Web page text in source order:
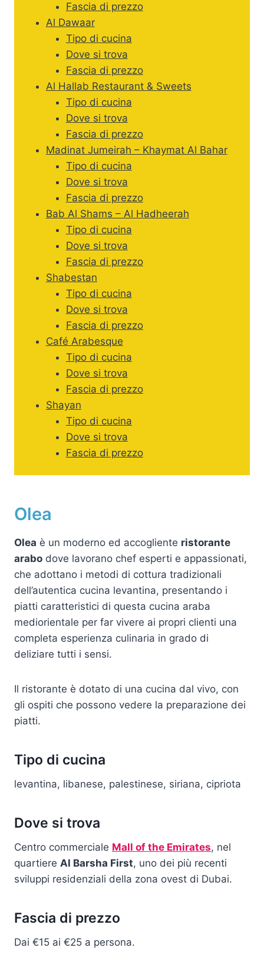
Fascia di prezzo
Al Dawaar
Tipo di cucina
Dove si trova
Fascia di prezzo
Al Hallab Restaurant & Sweets
Tipo di cucina
Dove si trova
Fascia di prezzo
Madinat Jumeirah – Khaymat Al Bahar
Tipo di cucina
Dove si trova
Fascia di prezzo
Bab Al Shams – Al Hadheerah
Tipo di cucina
Dove si trova
Fascia di prezzo
Shabestan
Tipo di cucina
Dove si trova
Fascia di prezzo
Café Arabesque
Tipo di cucina
Dove si trova
Fascia di prezzo
Shayan
Tipo di cucina
Dove si trova
Fascia di prezzo
Olea
Olea è un moderno ed accogliente ristorante
arabo dove lavorano chef esperti e appassionati,
che adottano i metodi di cottura tradizionali
dell’autentica cucina levantina, presentando i
piatti caratteristici di questa cucina araba
mediorientale per far vivere ai propri clienti una
completa esperienza culinaria in grado di
deliziare tutti i sensi.
Il ristorante è dotato di una cucina dal vivo, con
gli ospiti che possono vedere la preparazione dei
piatti.
Tipo di cucina
levantina, libanese, palestinese, siriana, cipriota
Dove si trova
Centro commerciale Mall of the Emirates, nel
quartiere Al Barsha First, uno dei più recenti
sviluppi residenziali della zona ovest di Dubai.
Fascia di prezzo
Dai €15 ai €25 a persona.